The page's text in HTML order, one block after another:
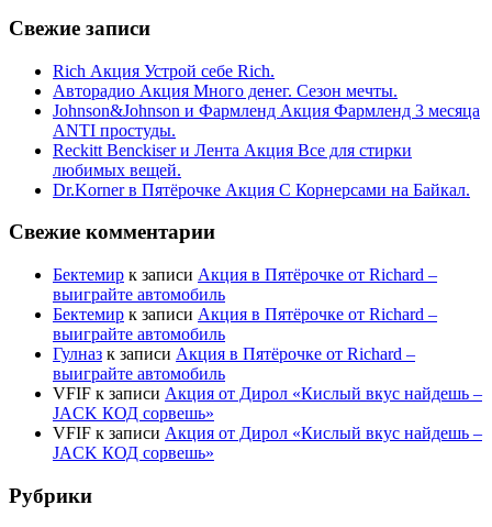
Свежие записи
Rich Акция Устрой себе Rich.
Авторадио Акция Много денег. Сезон мечты.
Johnson&Johnson и Фармленд Акция Фармленд 3 месяца
ANTI простуды.
Reckitt Benckiser и Лента Акция Все для стирки
любимых вещей.
Dr.Korner в Пятёрочке Акция С Корнерсами на Байкал.
Свежие комментарии
Бектемир к записи Акция в Пятёрочке от Richard –
выиграйте автомобиль
Бектемир к записи Акция в Пятёрочке от Richard –
выиграйте автомобиль
Гулназ к записи Акция в Пятёрочке от Richard –
выиграйте автомобиль
VFIF к записи Акция от Дирол «Кислый вкус найдешь –
JACK КОД сорвешь»
VFIF к записи Акция от Дирол «Кислый вкус найдешь –
JACK КОД сорвешь»
Рубрики